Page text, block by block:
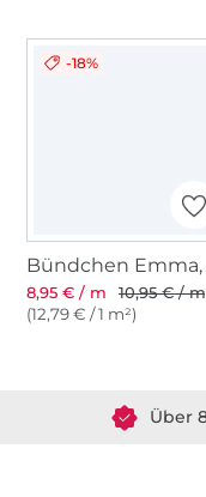
-18%
8,95 € / m
10,95 € / m
(12,79 € / 1 m²)